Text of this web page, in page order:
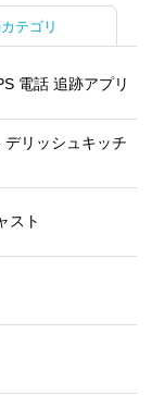
テゴリ
電話 追跡アプリ
リッシュキッチ
スト